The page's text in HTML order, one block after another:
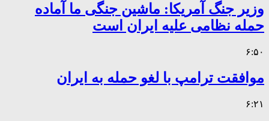
وزیر جنگ آمریکا: ماشین جنگی ما آماده
حمله نظامی علیه ایران است
۶:۵۰
موافقت ترامپ با لغو حمله به ایران
۶:۲۱